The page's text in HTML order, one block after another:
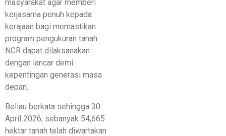
masyarakat agar memberi
kerjasama penuh kepada
kerajaan bagi memastikan
program pengukuran tanah
NCR dapat dilaksanakan
dengan lancar demi
kepentingan generasi masa
depan.
Beliau berkata sehingga 30
April 2026, sebanyak 54,665
hektar tanah telah diwartakan